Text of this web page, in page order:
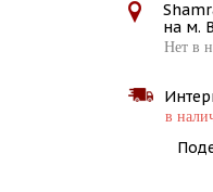
на м.
Нет в
в